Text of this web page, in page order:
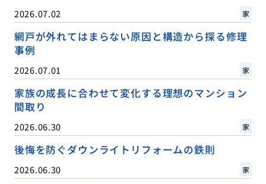
2026.07.02 家
網戸が外れてはまらない原因と構造から探る修理
事例
2026.07.01 家
家族の成長に合わせて変化する理想のマンション
間取り
2026.06.30 家
後悔を防ぐダウンライトリフォームの鉄則
2026.06.30 家